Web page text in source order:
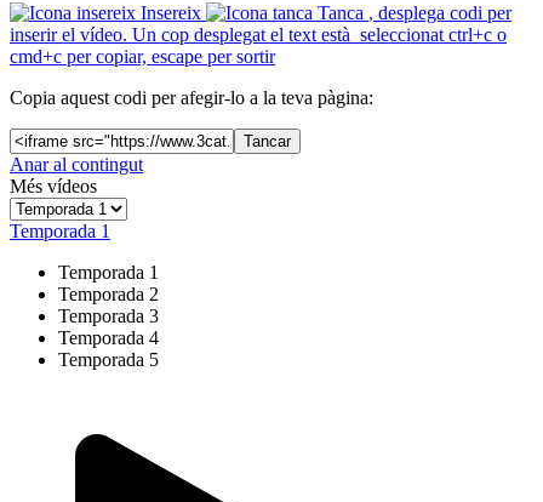
Insereix
Tanca , desplega codi per
inserir el vídeo. Un cop desplegat el text està seleccionat ctrl+c o
cmd+c per copiar, escape per sortir
Copia aquest codi per afegir-lo a la teva pàgina:
Tancar
Anar al contingut
Més vídeos
Temporada 1
Temporada 1
Temporada 2
Temporada 3
Temporada 4
Temporada 5